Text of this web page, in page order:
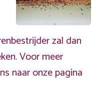
zal dan
Voor meer
naar onze pagina